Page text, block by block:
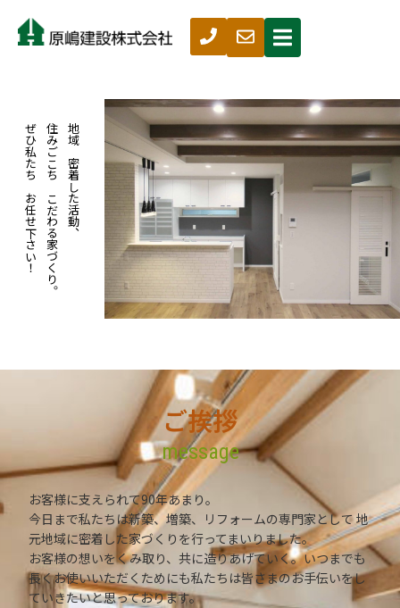
地域に密着した活動、
住みごこちにこだわる家づくり。
ぜひ私たちにお任せ下さい！
ご挨拶
message
お客様に支えられて90年あまり。
今日まで私たちは新築、増築、リフォームの専門家として 地
元地域に密着した家づくりを行ってまいりました。
お客様の想いをくみ取り、共に造りあげていく。いつまでも
長くお使いいただくためにも私たちは皆さまのお手伝いをし
ていきたいと思っております。